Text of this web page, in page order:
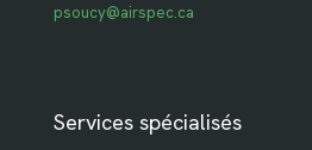
psoucy@airspec.ca
Services spécialisés